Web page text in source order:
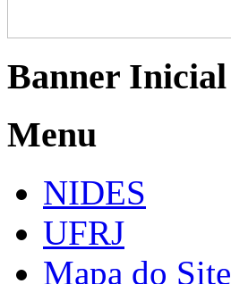
Banner Inicial
Menu
NIDES
UFRJ
Mapa do Site